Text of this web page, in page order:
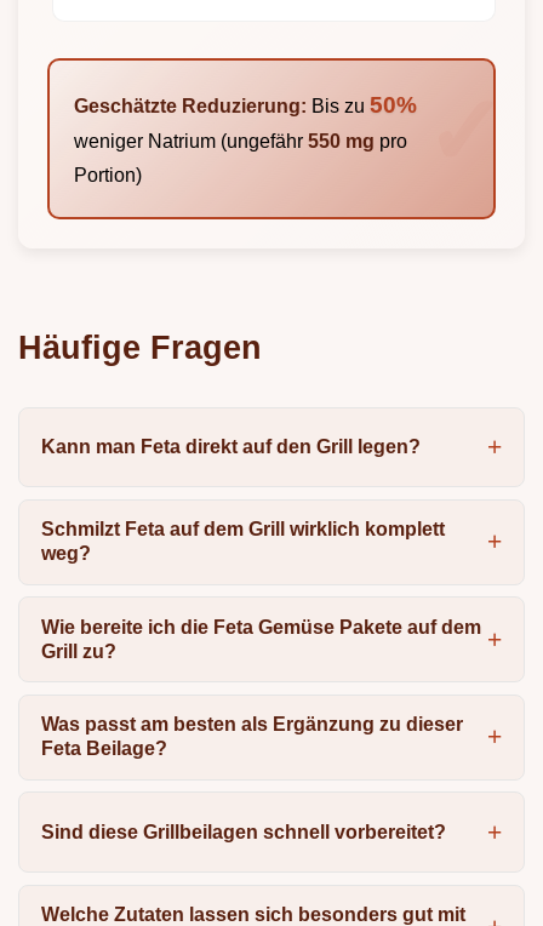
Geschätzte Reduzierung: Bis zu 50%
weniger Natrium (ungefähr 550 mg pro
Portion)
Häufige Fragen
Kann man Feta direkt auf den Grill legen?
Schmilzt Feta auf dem Grill wirklich komplett
weg?
Wie bereite ich die Feta Gemüse Pakete auf dem
Grill zu?
Was passt am besten als Ergänzung zu dieser
Feta Beilage?
Sind diese Grillbeilagen schnell vorbereitet?
Welche Zutaten lassen sich besonders gut mit